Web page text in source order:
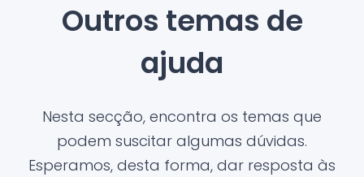
Outros temas de
ajuda
Nesta secção, encontra os temas que
podem suscitar algumas dúvidas.
Esperamos, desta forma, dar resposta às